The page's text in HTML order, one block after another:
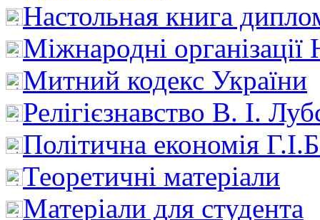
Настольная книга
Міжнародні
Митний кодекс України
Релігієзнавство В. І.
Політична економія
Теоретичні матеріали
Матеріали для студента